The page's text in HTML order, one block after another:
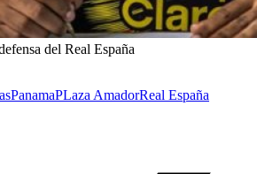
del Real España
PanamaPLaza AmadorReal España